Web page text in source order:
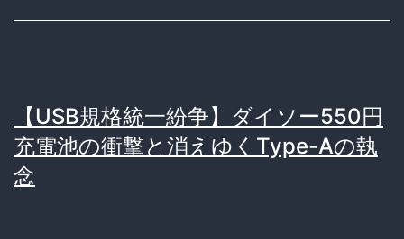
機
能
【USB規格統一紛争】ダイソー550円
充電池の衝撃と消えゆくType-Aの執
念